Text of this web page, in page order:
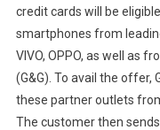
credit cards will be
smartphones from
VIVO, OPPO, as well as
(G&G). To avail the
these partner outlets
The customer then